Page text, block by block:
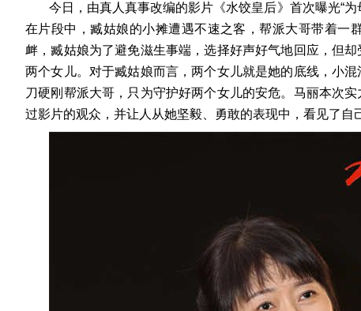
今日，由真人真事改编的影片《水饺皇后》首次曝光“为
在片段中，臧姑娘的小摊遭遇不速之客，帮派大哥带着一
衅，臧姑娘为了避免滋生事端，选择好声好气地回应，但
两个女儿。对于臧姑娘而言，两个女儿就是她的底线，小
刀硬刚帮派大哥，只为守护好两个女儿的安危。马丽本次
过影片的观众，并让人从她坚毅、勇敢的表现中，看见了自